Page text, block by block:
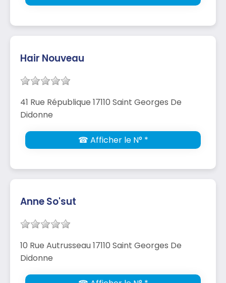
Hair Nouveau
41 Rue République 17110 Saint Georges De
Didonne
☎ Afficher le N° *
Anne So'sut
10 Rue Autrusseau 17110 Saint Georges De
Didonne